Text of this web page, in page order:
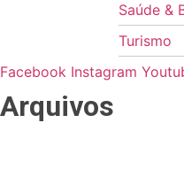
Saúde &
Turismo
Facebook Instagram
Arquivos